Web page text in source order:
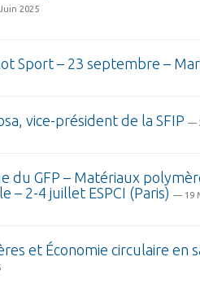
2025
Sport – 23 septembre –
vice-président de la SFIP —
du GFP – Matériaux
– 2-4 juillet ESPCI (Paris) — 19
et Économie circulaire en